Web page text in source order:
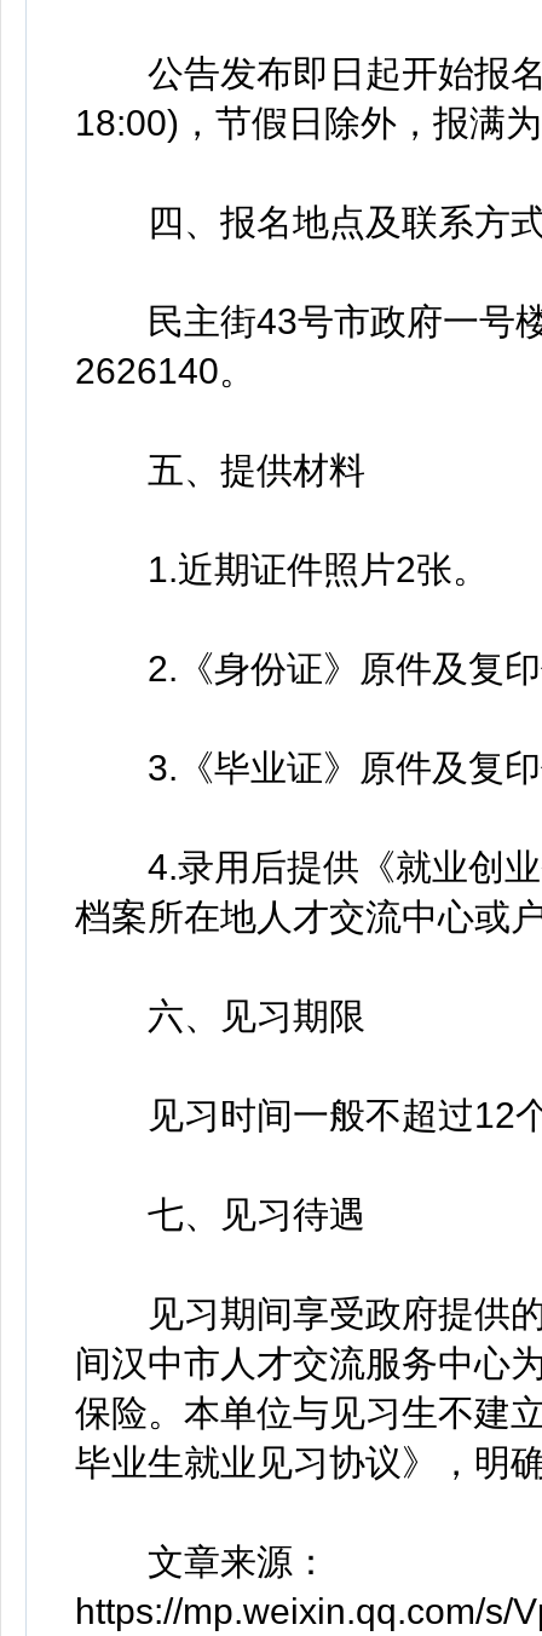
公告发布即日起开始报
18:00)，节假日除外，报满
四、报名地点及联系方
民主街43号市政府一号楼
2626140。
五、提供材料
1.近期证件照片2张。
2.《身份证》原件及复印
3.《毕业证》原件及复印
4.录用后提供《就业创业
档案所在地人才交流中心或
六、见习期限
见习时间一般不超过12
七、见习待遇
见习期间享受政府提供的
间汉中市人才交流服务中心
保险。本单位与见习生不建
毕业生就业见习协议》，明
文章来源：
https://mp.weixin.qq.com/s/